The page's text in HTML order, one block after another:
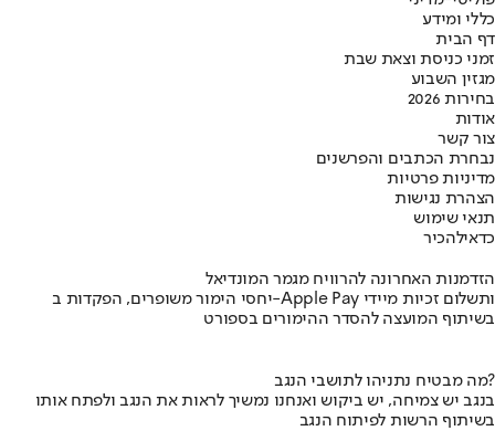
כללי ומידע
דף הבית
זמני כניסת וצאת שבת
מגזין השבוע
בחירות 2026
אודות
צור קשר
נבחרת הכתבים והפרשנים
מדיניות פרטיות
הצהרת נגישות
תנאי שימוש
כדאילהכיר
הזדמנות האחרונה להרוויח מגמר המונדיאל
יחסי הימור משופרים, הפקדות ב-Apple Pay ותשלום זכיות מיידי
בשיתוף המועצה להסדר ההימורים בספורט
מה מבטיח נתניהו לתושבי הנגב?
בנגב יש צמיחה, יש ביקוש ואנחנו נמשיך לראות את הנגב ולפתח אותו
בשיתוף הרשות לפיתוח הנגב